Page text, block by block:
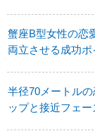
蟹座B型女性の恋
両立させる成功ポ
半径70メートル
ップと接近フェ